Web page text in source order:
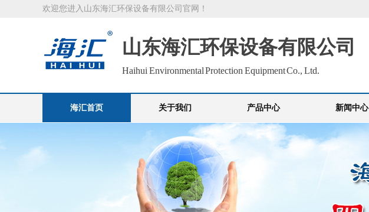
欢迎您进入山东海汇环保设备有限公司官网！
山东海汇环保设备有限公司
Haihui Environmental Protection Equipment Co., Ltd.
海汇首页 关于我们 产品中心 新闻中心